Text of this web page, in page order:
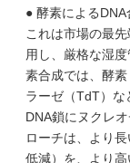
● 酵素によるDNA
これは市場の最
用し、厳格な湿
素合成では、酵
ラーゼ（TdT）な
DNA鎖にヌクレ
ローチは、より
低減）を、より